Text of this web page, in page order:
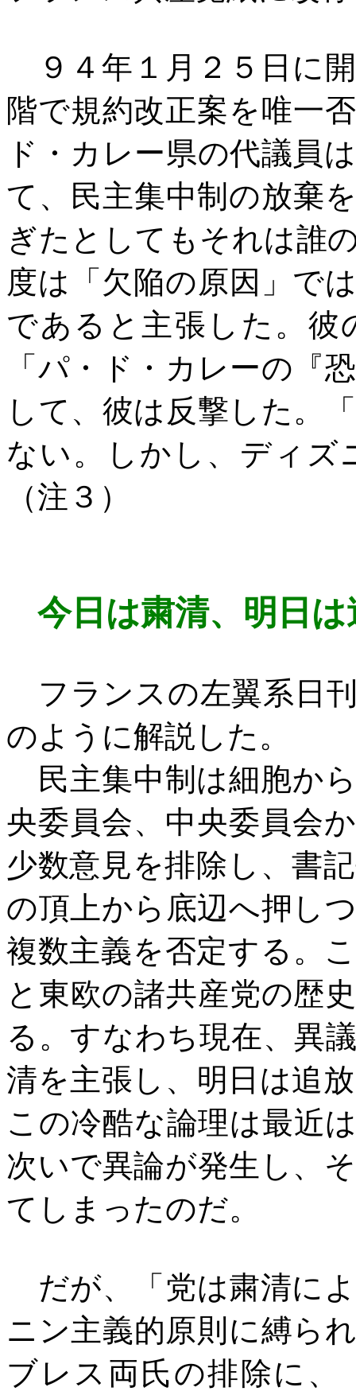
９４年１月２５日に
階で規約改正案を唯一
ド・カレー県の代議員
て、民主集中制の放棄
ぎたとしてもそれは誰
度は「欠陥の原因」で
であると主張した。彼
「パ・ド・カレーの『
して、彼は反撃した。
ない。しかし、ディズ
（注３）
今日は粛清、明日は
フランスの左翼系日
のように解説した。
民主集中制は細胞か
央委員会、中央委員会
少数意見を排除し、書
の頂上から底辺へ押し
複数主義を否定する。
と東欧の諸共産党の歴
る。すなわち現在、異
清を主張し、明日は追
この冷酷な論理は最近
次いで異論が発生し、
てしまったのだ。
だが、「党は粛清に
ニン主義的原則に縛ら
ブレス両氏の排除に、